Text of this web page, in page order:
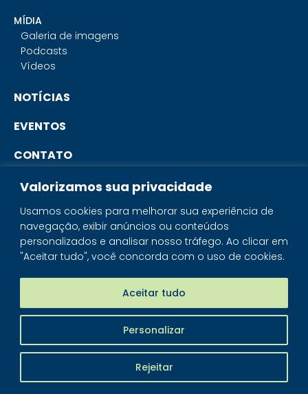
Valorizamos sua privacidade
Usamos cookies para melhorar sua experiência de
navegação, exibir anúncios ou conteúdos
personalizados e analisar nosso tráfego. Ao clicar em
"Aceitar tudo", você concorda com o uso de cookies.
Personalizar
Rejeitar
Aceitar tudo
MÍDIA
Galeria de imagens
Podcasts
Vídeos
NOTÍCIAS
EVENTOS
CONTATO
PORTAL DO ASSOCIADO
SISTEMA IBRAM
PORTAL DOS MINERAIS
LOJA MINERAIS DO BRASIL
IBRAM - © 2026 Todos os direitos reservados
Piloti